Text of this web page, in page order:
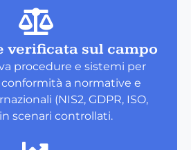
verificata sul campo
procedure e sistemi per
conformità a normative e
(NIS2, GDPR, ISO,
scenari controllati.